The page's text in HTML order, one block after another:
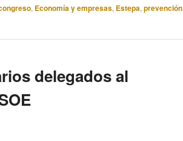
, Economía y empresas, Estepa, prevención
delegados al